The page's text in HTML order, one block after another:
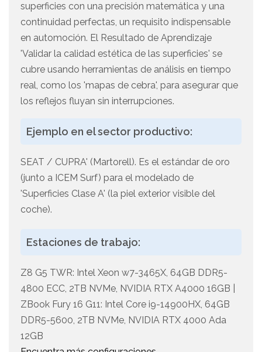
superficies con una precisión matemática y una
continuidad perfectas, un requisito indispensable
en automoción. El Resultado de Aprendizaje
'Validar la calidad estética de las superficies' se
cubre usando herramientas de análisis en tiempo
real, como los 'mapas de cebra', para asegurar que
los reflejos fluyan sin interrupciones.
Ejemplo en el sector productivo:
SEAT / CUPRA' (Martorell). Es el estándar de oro
(junto a ICEM Surf) para el modelado de
'Superficies Clase A' (la piel exterior visible del
coche).
Estaciones de trabajo:
Z8 G5 TWR: Intel Xeon w7-3465X, 64GB DDR5-
4800 ECC, 2TB NVMe, NVIDIA RTX A4000 16GB |
ZBook Fury 16 G11: Intel Core i9-14900HX, 64GB
DDR5-5600, 2TB NVMe, NVIDIA RTX 4000 Ada
12GB